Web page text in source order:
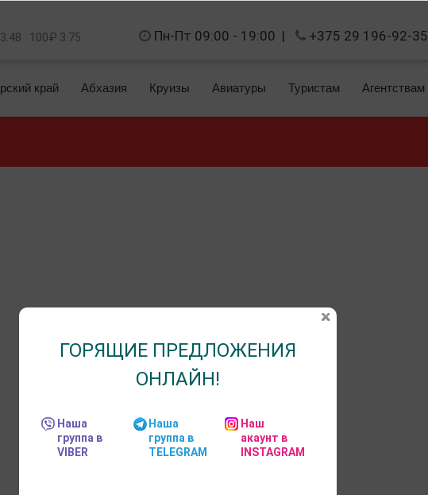
100₽ 3.75 Пн-Пт 09:00 - 19:00 | +375 29 196-92-35
край Абхазия Круизы Авиатуры Туристам Агентствам
ГОРЯЩИЕ ПРЕДЛОЖЕНИЯ
ОНЛАЙН!
Наша
группа в
VIBER
Наша
группа в
TELEGRAM
Наш
акаунт в
INSTAGRAM